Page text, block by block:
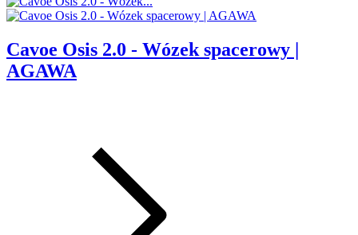
Cavoe Osis 2.0 - Wózek spacerowy |
AGAWA